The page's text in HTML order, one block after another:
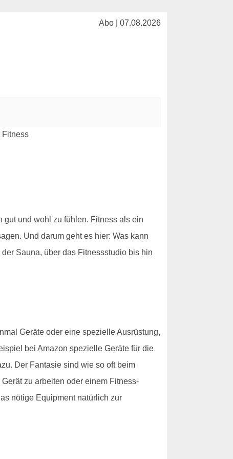
Abo | 07.08.2026
und wohl zu fühlen. Fitness als ein
Und darum geht es hier: Was kann
Sauna, über das Fitnessstudio bis hin
Geräte oder eine spezielle Ausrüstung,
bei Amazon spezielle Geräte für die
Der Fantasie sind wie so oft beim
zu arbeiten oder einem Fitness-
nötige Equipment natürlich zur